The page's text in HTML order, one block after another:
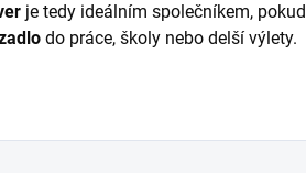
je tedy ideálním společníkem, pokud
do práce, školy nebo delší výlety.